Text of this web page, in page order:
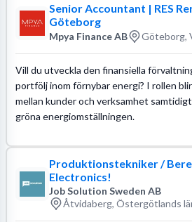
Senior Accountant | RES
Göteborg
Mpya Finance AB Göteborg,
Vill du utveckla den finansiella
portfölj inom förnybar energi? I rollen
mellan kunder och verksamhet
gröna energiomställningen.
Produktionstekniker /
Electronics!
Job Solution Sweden AB
Åtvidaberg, Östergötlands